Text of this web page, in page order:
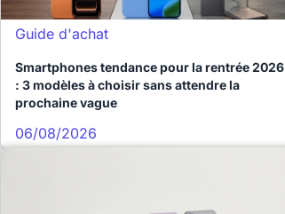
Guide d'achat
Smartphones tendance pour la rentrée 2026
: 3 modèles à choisir sans attendre la
prochaine vague
06/08/2026